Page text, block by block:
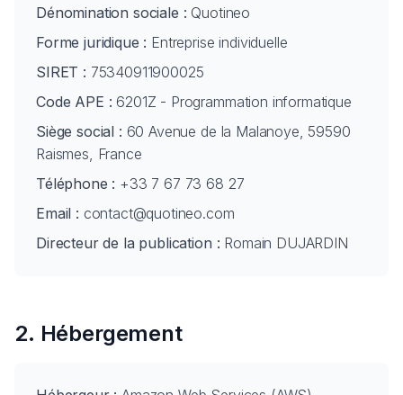
Dénomination sociale : Quotineo
Forme juridique : Entreprise individuelle
SIRET : 75340911900025
Code APE : 6201Z - Programmation informatique
Siège social : 60 Avenue de la Malanoye, 59590
Raismes, France
Téléphone : +33 7 67 73 68 27
Email : contact@quotineo.com
Directeur de la publication : Romain DUJARDIN
2. Hébergement